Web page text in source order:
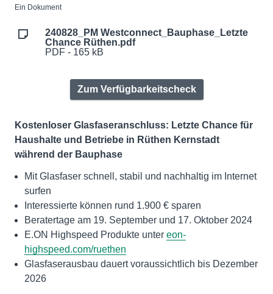
Ein Dokument
240828_PM Westconnect_Bauphase_Letzte
Chance Rüthen.pdf
PDF - 165 kB
Zum Verfügbarkeitscheck
Kostenloser Glasfaseranschluss: Letzte Chance für
Haushalte und Betriebe in Rüthen Kernstadt
während der Bauphase
Mit Glasfaser schnell, stabil und nachhaltig im Internet
surfen
Interessierte können rund 1.900 € sparen
Beratertage am 19. September und 17. Oktober 2024
E.ON Highspeed Produkte unter eon-
highspeed.com/ruethen
Glasfaserausbau dauert voraussichtlich bis Dezember
2026